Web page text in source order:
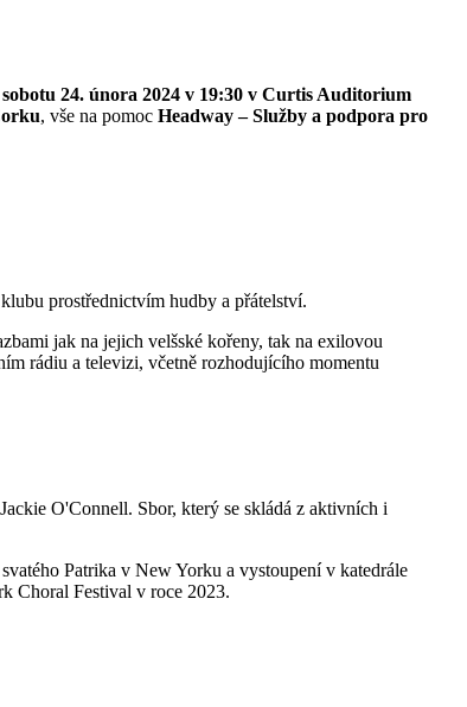
24. února 2024 v 19:30 v Curtis Auditorium
, vše na pomoc Headway – Služby a podpora pro
prostřednictvím hudby a přátelství.
jak na jejich velšské kořeny, tak na exilovou
rádiu a televizi, včetně rozhodujícího momentu
O'Connell. Sbor, který se skládá z aktivních i
Patrika v New Yorku a vystoupení v katedrále
Choral Festival v roce 2023.